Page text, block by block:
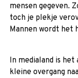
mensen gegeven.
toch je plekje
Mannen wordt het
In medialand is het
kleine overgang